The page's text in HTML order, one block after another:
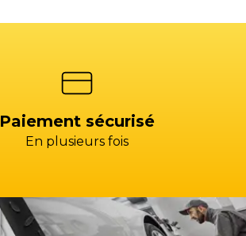
Paiement sécurisé
En plusieurs fois